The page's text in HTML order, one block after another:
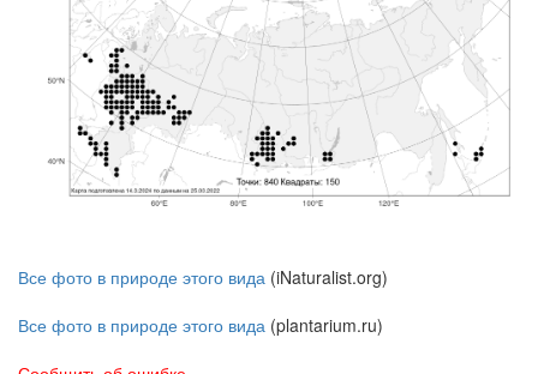
Все фото в природе этого вида (iNaturalist.org)
Все фото в природе этого вида (plantarium.ru)